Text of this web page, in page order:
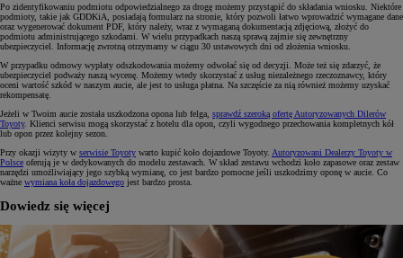
Po zidentyfikowaniu podmiotu odpowiedzialnego za drogę możemy przystąpić do składania wniosku. Niektóre
podmioty, takie jak GDDKiA, posiadają formularz na stronie, który pozwoli łatwo wprowadzić wymagane dane
oraz wygenerować dokument PDF, który należy, wraz z wymaganą dokumentacją zdjęciową, złożyć do
podmiotu administrującego szkodami. W wielu przypadkach naszą sprawą zajmie się zewnętrzny
ubezpieczyciel. Informację zwrotną otrzymamy w ciągu 30 ustawowych dni od złożenia wniosku.
W przypadku odmowy wypłaty odszkodowania możemy odwołać się od decyzji. Może też się zdarzyć, że
ubezpieczyciel podważy naszą wycenę. Możemy wtedy skorzystać z usług niezależnego rzeczoznawcy, który
oceni wartość szkód w naszym aucie, ale jest to usługa płatna. Na szczęście za nią również możemy uzyskać
rekompensatę.
Jeżeli w Twoim aucie została uszkodzona opona lub felga, sprawdź szeroką ofertę Autoryzowanych Dilerów
Toyoty. Klienci serwisu mogą skorzystać z hotelu dla opon, czyli wygodnego przechowania kompletnych kół
lub opon przez kolejny sezon.
Przy okazji wizyty w serwisie Toyoty warto kupić koło dojazdowe Toyoty. Autoryzowani Dealerzy Toyoty w
Polsce oferują je w dedykowanych do modelu zestawach. W skład zestawu wchodzi koło zapasowe oraz zestaw
narzędzi umożliwiający jego szybką wymianę, co jest bardzo pomocne jeśli uszkodzimy oponę w aucie. Co
ważne wymiana koła dojazdowego jest bardzo prosta.
Dowiedz się więcej